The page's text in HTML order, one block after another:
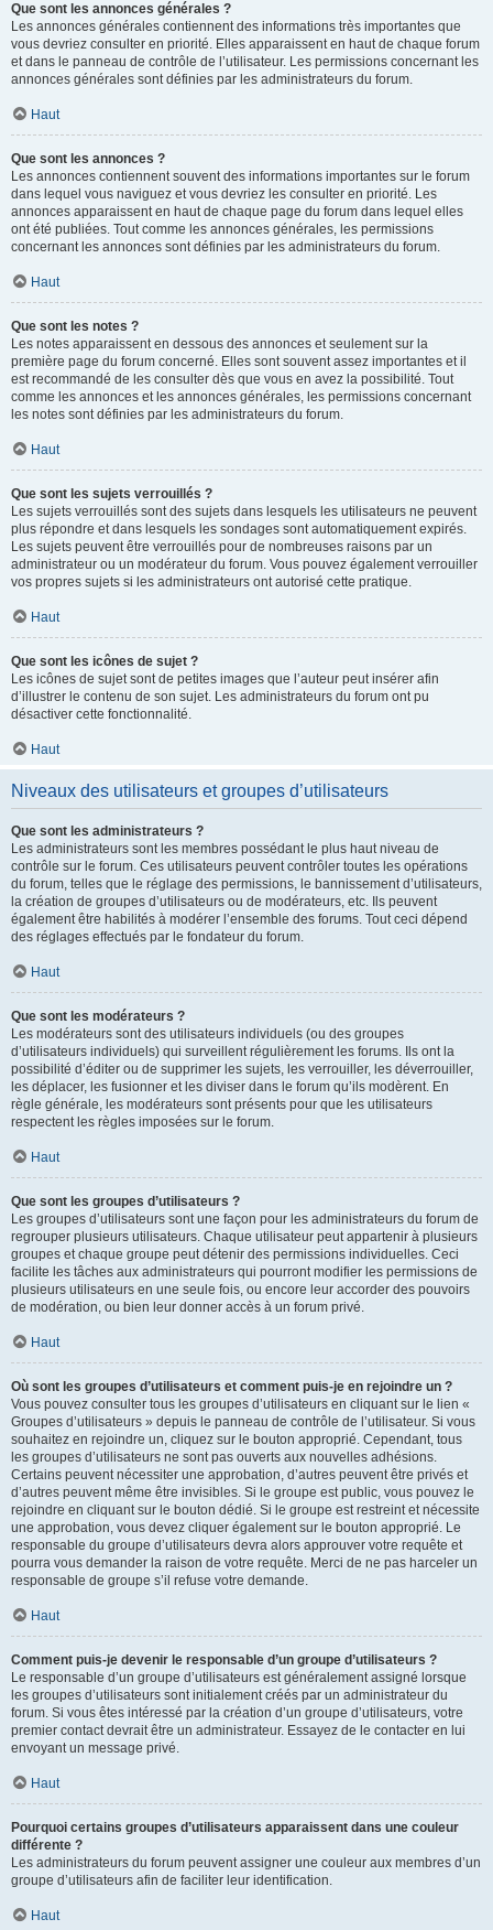
Que sont les annonces générales ?
Les annonces générales contiennent des informations très importantes que
vous devriez consulter en priorité. Elles apparaissent en haut de chaque forum
et dans le panneau de contrôle de l’utilisateur. Les permissions concernant les
annonces générales sont définies par les administrateurs du forum.
Haut
Que sont les annonces ?
Les annonces contiennent souvent des informations importantes sur le forum
dans lequel vous naviguez et vous devriez les consulter en priorité. Les
annonces apparaissent en haut de chaque page du forum dans lequel elles
ont été publiées. Tout comme les annonces générales, les permissions
concernant les annonces sont définies par les administrateurs du forum.
Haut
Que sont les notes ?
Les notes apparaissent en dessous des annonces et seulement sur la
première page du forum concerné. Elles sont souvent assez importantes et il
est recommandé de les consulter dès que vous en avez la possibilité. Tout
comme les annonces et les annonces générales, les permissions concernant
les notes sont définies par les administrateurs du forum.
Haut
Que sont les sujets verrouillés ?
Les sujets verrouillés sont des sujets dans lesquels les utilisateurs ne peuvent
plus répondre et dans lesquels les sondages sont automatiquement expirés.
Les sujets peuvent être verrouillés pour de nombreuses raisons par un
administrateur ou un modérateur du forum. Vous pouvez également verrouiller
vos propres sujets si les administrateurs ont autorisé cette pratique.
Haut
Que sont les icônes de sujet ?
Les icônes de sujet sont de petites images que l’auteur peut insérer afin
d’illustrer le contenu de son sujet. Les administrateurs du forum ont pu
désactiver cette fonctionnalité.
Haut
Niveaux des utilisateurs et groupes d’utilisateurs
Que sont les administrateurs ?
Les administrateurs sont les membres possédant le plus haut niveau de
contrôle sur le forum. Ces utilisateurs peuvent contrôler toutes les opérations
du forum, telles que le réglage des permissions, le bannissement d’utilisateurs,
la création de groupes d’utilisateurs ou de modérateurs, etc. Ils peuvent
également être habilités à modérer l’ensemble des forums. Tout ceci dépend
des réglages effectués par le fondateur du forum.
Haut
Que sont les modérateurs ?
Les modérateurs sont des utilisateurs individuels (ou des groupes
d’utilisateurs individuels) qui surveillent régulièrement les forums. Ils ont la
possibilité d’éditer ou de supprimer les sujets, les verrouiller, les déverrouiller,
les déplacer, les fusionner et les diviser dans le forum qu’ils modèrent. En
règle générale, les modérateurs sont présents pour que les utilisateurs
respectent les règles imposées sur le forum.
Haut
Que sont les groupes d’utilisateurs ?
Les groupes d’utilisateurs sont une façon pour les administrateurs du forum de
regrouper plusieurs utilisateurs. Chaque utilisateur peut appartenir à plusieurs
groupes et chaque groupe peut détenir des permissions individuelles. Ceci
facilite les tâches aux administrateurs qui pourront modifier les permissions de
plusieurs utilisateurs en une seule fois, ou encore leur accorder des pouvoirs
de modération, ou bien leur donner accès à un forum privé.
Haut
Où sont les groupes d’utilisateurs et comment puis-je en rejoindre un ?
Vous pouvez consulter tous les groupes d’utilisateurs en cliquant sur le lien «
Groupes d’utilisateurs » depuis le panneau de contrôle de l’utilisateur. Si vous
souhaitez en rejoindre un, cliquez sur le bouton approprié. Cependant, tous
les groupes d’utilisateurs ne sont pas ouverts aux nouvelles adhésions.
Certains peuvent nécessiter une approbation, d’autres peuvent être privés et
d’autres peuvent même être invisibles. Si le groupe est public, vous pouvez le
rejoindre en cliquant sur le bouton dédié. Si le groupe est restreint et nécessite
une approbation, vous devez cliquer également sur le bouton approprié. Le
responsable du groupe d’utilisateurs devra alors approuver votre requête et
pourra vous demander la raison de votre requête. Merci de ne pas harceler un
responsable de groupe s’il refuse votre demande.
Haut
Comment puis-je devenir le responsable d’un groupe d’utilisateurs ?
Le responsable d’un groupe d’utilisateurs est généralement assigné lorsque
les groupes d’utilisateurs sont initialement créés par un administrateur du
forum. Si vous êtes intéressé par la création d’un groupe d’utilisateurs, votre
premier contact devrait être un administrateur. Essayez de le contacter en lui
envoyant un message privé.
Haut
Pourquoi certains groupes d’utilisateurs apparaissent dans une couleur
différente ?
Les administrateurs du forum peuvent assigner une couleur aux membres d’un
groupe d’utilisateurs afin de faciliter leur identification.
Haut